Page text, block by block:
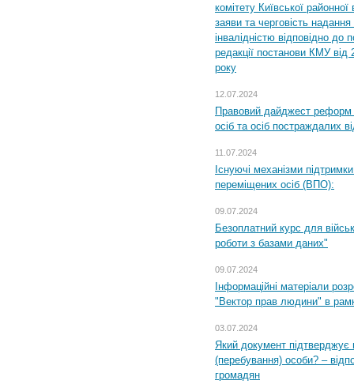
комітету Київської
заяви та черговість надання
інвалідністю відповідно
редакції постанови КМУ
року
12.07.2024
Правовий дайджест реформ
осіб та осіб постраждалих
11.07.2024
Існуючі механізми
переміщених осіб (ВПО):
09.07.2024
Безоплатний курс для
роботи з базами даних"
09.07.2024
Інформаційні матеріали
"Вектор прав людини" в
03.07.2024
Який документ підтверджує
(перебування) особи? –
громадян